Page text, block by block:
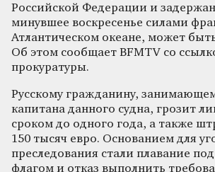
Российской Федерации и
минувшее воскресенье силами
Атлантическом океане, может
Об этом сообщает BFMTV со
прокуратуры.
Русскому гражданину,
капитана данного судна, грозит
сроком до одного года, а также
150 тысяч евро. Основанием для
преследования стали плавание
флагом и отказ выполнить